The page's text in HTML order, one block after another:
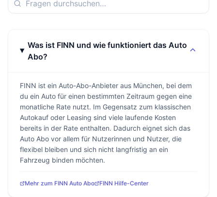
Was ist FINN und wie funktioniert das Auto
Abo?
FINN ist ein Auto-Abo-Anbieter aus München, bei dem
du ein Auto für einen bestimmten Zeitraum gegen eine
monatliche Rate nutzt. Im Gegensatz zum klassischen
Autokauf oder Leasing sind viele laufende Kosten
bereits in der Rate enthalten. Dadurch eignet sich das
Auto Abo vor allem für Nutzerinnen und Nutzer, die
flexibel bleiben und sich nicht langfristig an ein
Fahrzeug binden möchten.
Mehr zum FINN Auto Abo FINN Hilfe-Center